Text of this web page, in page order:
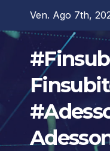
Ven. Ago 7th,